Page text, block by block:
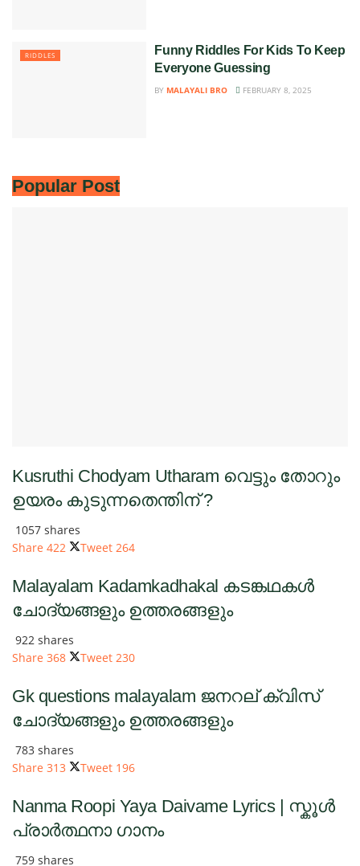
RIDDLES
Funny Riddles For Kids To Keep
Everyone Guessing
BY MALAYALI BRO FEBRUARY 8, 2025
Popular Post
Kusruthi Chodyam Utharam വെട്ടും തോറും
ഉയരം കുടുന്നതെന്തിന് ?
1057 shares
Share 422 Tweet 264
Malayalam Kadamkadhakal കടങ്കഥകൾ
ചോദ്യങ്ങളും ഉത്തരങ്ങളും
922 shares
Share 368 Tweet 230
Gk questions malayalam ജനറല് ക്വിസ്
ചോദ്യങ്ങളും ഉത്തരങ്ങളും
783 shares
Share 313 Tweet 196
Nanma Roopi Yaya Daivame Lyrics | സ്കൂൾ
പ്രാർത്ഥനാ ഗാനം
759 shares